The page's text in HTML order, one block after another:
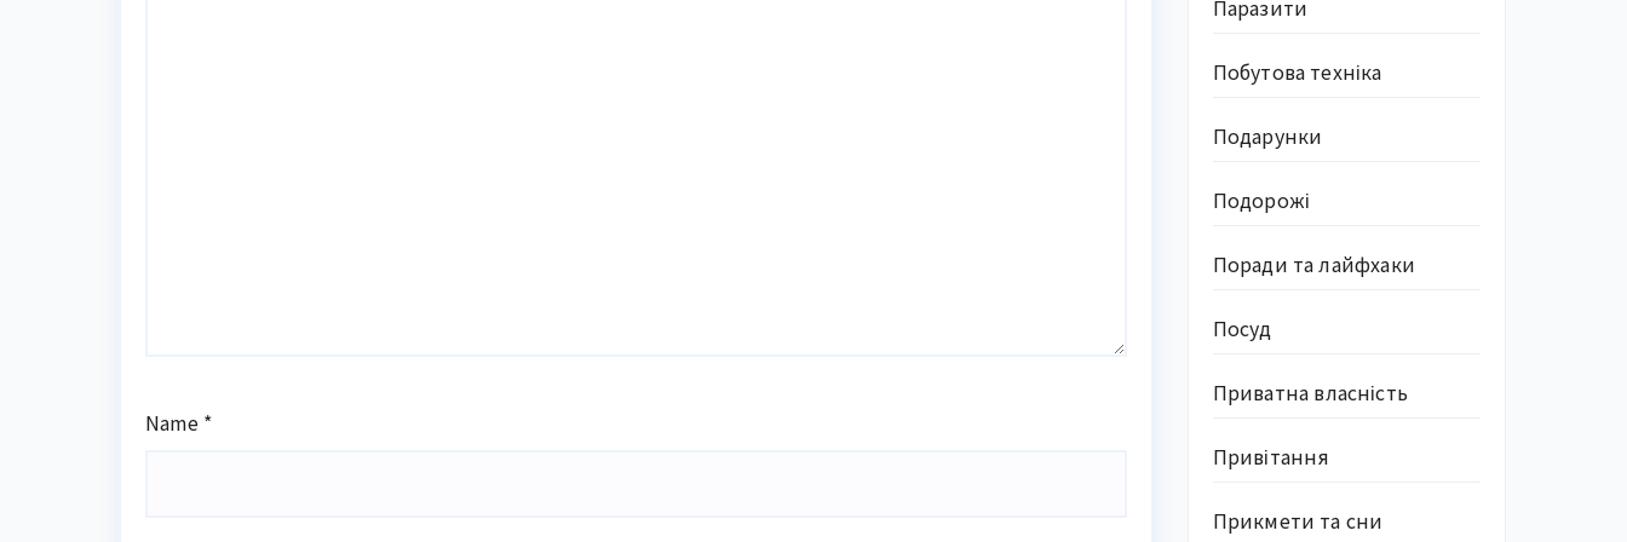
Name *
Паразити
Побутова техніка
Подарунки
Подорожі
Поради та лайфхаки
Посуд
Приватна власність
Привітання
Прикмети та сни